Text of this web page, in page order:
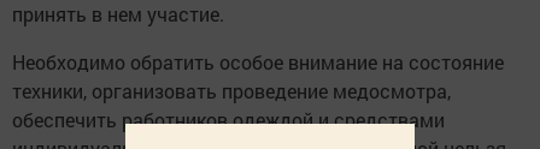
принять в нем участие.
Необходимо обратить особое внимание на состояние
техники, организовать проведение медосмотра,
обеспечить работников одеждой и средствами